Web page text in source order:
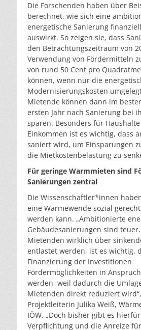
Die Forschenden haben über
berechnet, wie sich eine
energetische Sanierung
auswirkt. So zeigen sie, dass
den Betrachtungszeitraum von
Verwendung von Fördermitteln
von rund 50 Cent pro
können, wenn nur die
Modernisierungskosten
Mietende können dann im
ersten Jahr nach Sanierung bei
sparen. Besonders für
Einkommen ist es wichtig, dass
saniert wird, um Einsparungen
die Mietkostenbelastung zu
Für geringe Warmmieten sind
Sanierungen zentral
Die Wissenschaftler*innen
eine Wärmewende sozial
werden kann. „Ambitionierte
Gebäudesanierungen sind
Mietenden wirklich über
entlastet werden, ist es wichtig,
Finanzierung der Investitionen
Fördermöglichkeiten in
werden, weil dadurch die
Mietenden direkt reduziert
Projektleiterin Julika Weiß,
IÖW. „Doch bisher gibt es
Verpflichtung und die Anreize